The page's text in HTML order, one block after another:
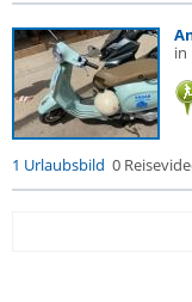
in
1 Urlaubsbild 0